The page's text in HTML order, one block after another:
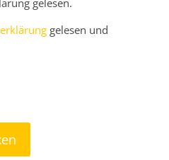
gelesen.
gelesen und